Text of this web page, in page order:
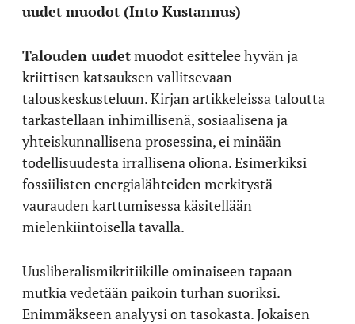
uudet muodot (Into Kustannus)
Talouden uudetmuodot esittelee hyvän ja
kriittisen katsauksen vallitsevaan
talouskeskusteluun. Kirjan artikkeleissa taloutta
tarkastellaan inhimillisenä, sosiaalisena ja
yhteiskunnallisena prosessina, ei minään
todellisuudesta irrallisena oliona. Esimerkiksi
fossiilisten energialähteiden merkitystä
vaurauden karttumisessa käsitellään
mielenkiintoisella tavalla.
Uusliberalismikritiikille ominaiseen tapaan
mutkia vedetään paikoin turhan suoriksi.
Enimmäkseen analyysi on tasokasta. Jokaisen